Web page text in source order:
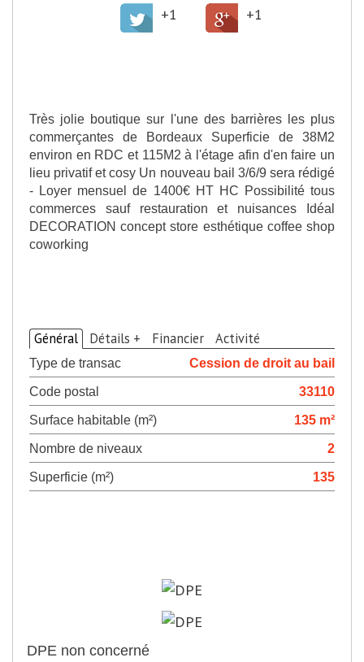
+1
+1
Très jolie boutique sur l'une des barrières les plus
commerçantes de Bordeaux Superficie de 38M2
environ en RDC et 115M2 à l'étage afin d'en faire un
lieu privatif et cosy Un nouveau bail 3/6/9 sera rédigé
- Loyer mensuel de 1400€ HT HC Possibilité tous
commerces sauf restauration et nuisances Idéal
DECORATION concept store esthétique coffee shop
coworking
Général Détails + Financier Activité
Type de transac
Cession de droit au bail
Code postal
33110
Surface habitable (m²)
135 m²
Nombre de niveaux
2
Superficie (m²)
135
DPE non concerné